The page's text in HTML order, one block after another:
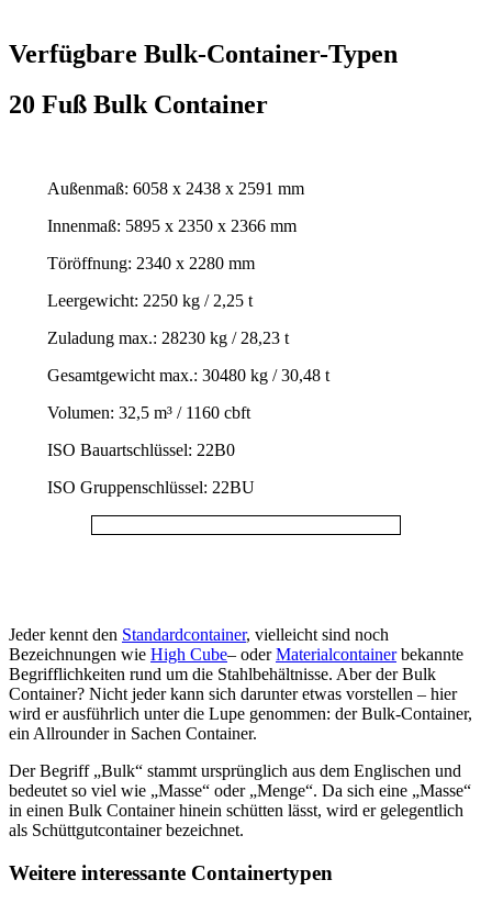
Verfügbare Bulk-Container-Typen
20 Fuß Bulk Container
Außenmaß: 6058 x 2438 x 2591 mm
Innenmaß: 5895 x 2350 x 2366 mm
Töröffnung: 2340 x 2280 mm
Leergewicht: 2250 kg / 2,25 t
Zuladung max.: 28230 kg / 28,23 t
Gesamtgewicht max.: 30480 kg / 30,48 t
Volumen: 32,5 m³ / 1160 cbft
ISO Bauartschlüssel: 22B0
ISO Gruppenschlüssel: 22BU
Jeder kennt den Standardcontainer, vielleicht sind noch
Bezeichnungen wie High Cube– oderMaterialcontainerbekannte
Begrifflichkeiten rund um die Stahlbehältnisse. Aber der Bulk
Container? Nicht jeder kann sich darunter etwas vorstellen – hier
wird er ausführlich unter die Lupe genommen: der Bulk-Container,
ein Allrounder in Sachen Container.
Der Begriff „Bulk“ stammt ursprünglich aus dem Englischen und
bedeutet so viel wie „Masse“ oder „Menge“. Da sich eine „Masse“
in einen Bulk Container hinein schütten lässt, wird er gelegentlich
als Schüttgutcontainer bezeichnet.
Weitere interessante Containertypen